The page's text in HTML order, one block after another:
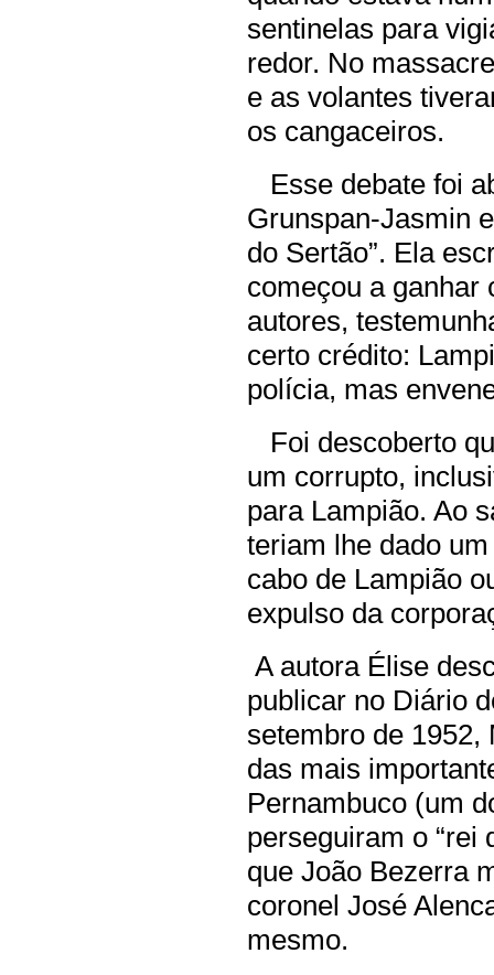
sentinelas para
redor. No
e as volantes
os cangaceiros.
Esse debate foi
Grunspan-Jasmin
do Sertão”. Ela
começou a ganhar
autores,
certo crédito:
polícia, mas
Foi descoberto
um corrupto,
para Lampião. Ao
teriam lhe dado
cabo de Lampião
expulso da
A autora Élise
publicar no Diário
setembro de 1952,
das mais
Pernambuco (um
perseguiram o “rei
que João Bezerra
coronel José
mesmo.